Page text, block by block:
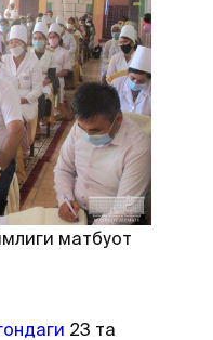
матбуот
23 та